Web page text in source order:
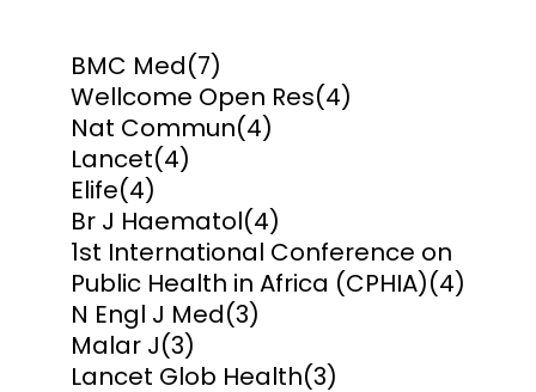
BMC Med(7)
Wellcome Open Res(4)
Nat Commun(4)
Lancet(4)
Elife(4)
Br J Haematol(4)
1st International Conference on
Public Health in Africa (CPHIA)(4)
N Engl J Med(3)
Malar J(3)
Lancet Glob Health(3)